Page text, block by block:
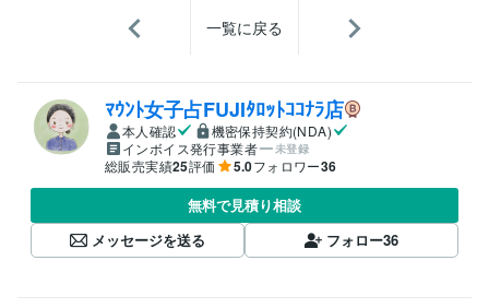
一覧に戻る
ﾏｳﾝﾄ女子占FUJIﾀﾛｯﾄｺｺﾅﾗ店
本人確認
機密保持契約(NDA)
インボイス発行事業者
未登録
総販売実績25評価 5.0フォロワー36
無料で見積り相談
メッセージを送る
フォロー36